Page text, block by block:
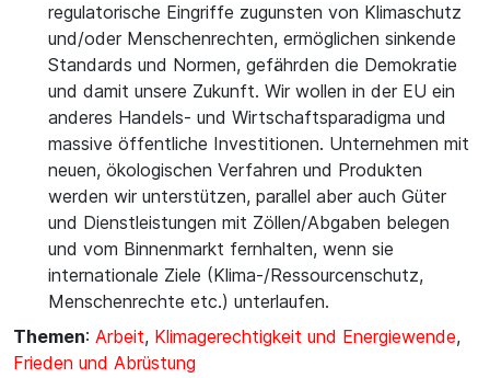
regulatorische Eingriffe zugunsten von Klimaschutz
und/oder Menschenrechten, ermöglichen sinkende
Standards und Normen, gefährden die Demokratie
und damit unsere Zukunft. Wir wollen in der EU ein
anderes Handels- und Wirtschaftsparadigma und
massive öffentliche Investitionen. Unternehmen mit
neuen, ökologischen Verfahren und Produkten
werden wir unterstützen, parallel aber auch Güter
und Dienstleistungen mit Zöllen/Abgaben belegen
und vom Binnenmarkt fernhalten, wenn sie
internationale Ziele (Klima-/Ressourcenschutz,
Menschenrechte etc.) unterlaufen.
Themen: Arbeit, Klimagerechtigkeit und Energiewende,
Frieden und Abrüstung